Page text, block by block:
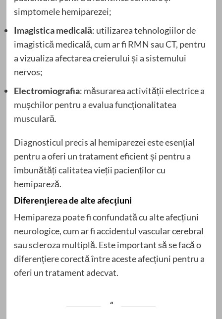
simptomele hemiparezei;
Imagistica medicală: utilizarea tehnologiilor de
imagistică medicală, cum ar fi RMN sau CT, pentru
a vizualiza afectarea creierului și a sistemului
nervos;
Electromiografia: măsurarea activității electrice a
mușchilor pentru a evalua funcționalitatea
musculară.
Diagnosticul precis al hemiparezei este esențial
pentru a oferi un tratament eficient și pentru a
îmbunătăți calitatea vieții pacienților cu
hemipareză.
Diferențierea de alte afecțiuni
Hemipareza poate fi confundată cu alte afecțiuni
neurologice, cum ar fi accidentul vascular cerebral
sau scleroza multiplă. Este important să se facă o
diferențiere corectă între aceste afecțiuni pentru a
oferi un tratament adecvat.